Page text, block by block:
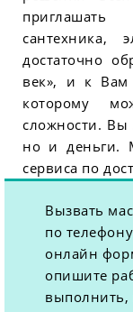
сантехника,
достаточно
век», и к Вам
которому
сложности. Вы
но и деньги.
сервиса по
Вызвать
по
онлайн
опишите
выполнить,